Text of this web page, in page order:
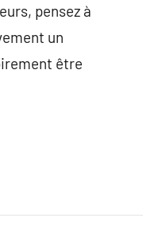
pensez à
un
être